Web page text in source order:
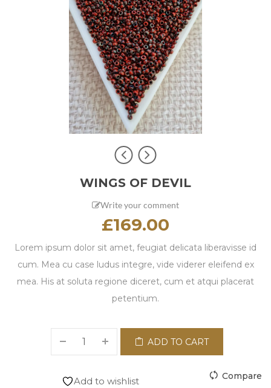
WINGS OF DEVIL
Write your comment
£169.00
Lorem ipsum dolor sit amet, feugiat delicata liberavisse id
cum. Mea cu case ludus integre, vide viderer eleifend ex
mea. His at soluta regione diceret, cum et atqui placerat
petentium.
ADD TO CART
Add to wishlist Compare